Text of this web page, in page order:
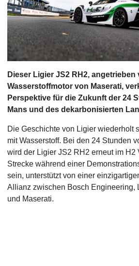
Dieser Ligier JS2 RH2, angetrieben
Wasserstoffmotor von Maserati,
Perspektive für die Zukunft der 24
Mans und des dekarbonisierten
Die Geschichte von Ligier wiederholt
mit Wasserstoff. Bei den 24 Stunden
wird der Ligier JS2 RH2 erneut im H2
Strecke während einer
sein, unterstützt von einer
Allianz zwischen Bosch Engineering,
und Maserati.